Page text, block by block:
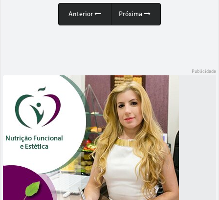
Anterior Próxima